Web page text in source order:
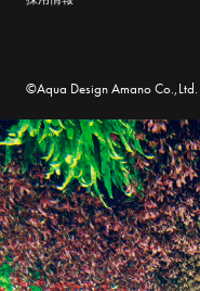
©Aqua Design Amano Co.,Ltd.